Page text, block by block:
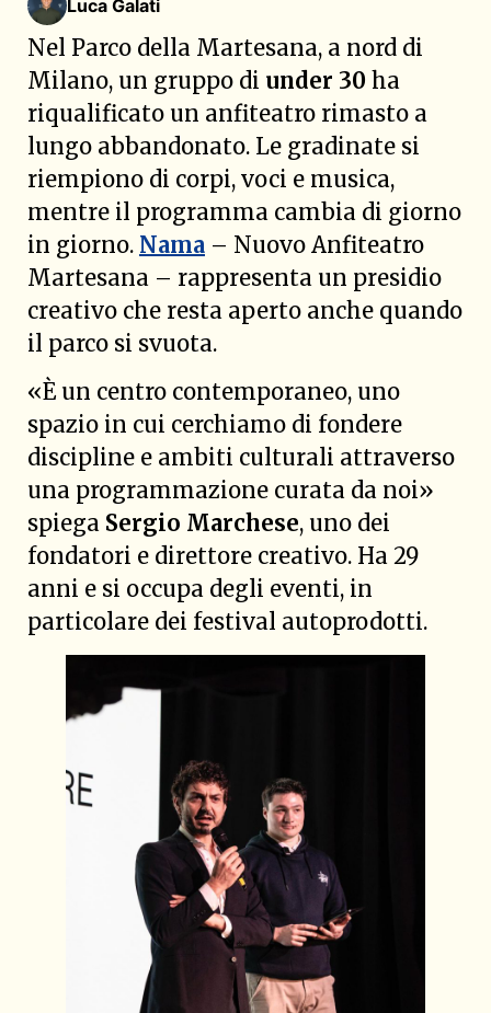
Luca Galati
Nel Parco della Martesana, a nord di
Milano, un gruppo di under 30 ha
riqualificato un anfiteatro rimasto a
lungo abbandonato. Le gradinate si
riempiono di corpi, voci e musica,
mentre il programma cambia di giorno
in giorno. Nama – Nuovo Anfiteatro
Martesana – rappresenta un presidio
creativo che resta aperto anche quando
il parco si svuota.
«È un centro contemporaneo, uno
spazio in cui cerchiamo di fondere
discipline e ambiti culturali attraverso
una programmazione curata da noi»
spiega Sergio Marchese, uno dei
fondatori e direttore creativo. Ha 29
anni e si occupa degli eventi, in
particolare dei festival autoprodotti.